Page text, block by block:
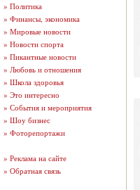
» Политика
» Финансы, экономика
» Мировые новости
» Новости спорта
» Пикантные новости
» Любовь и отношения
» Школа здоровья
» Это интересно
» События и мероприятия
» Шоу бизнес
» Фоторепортажи
» Реклама на сайте
» Обратная связь